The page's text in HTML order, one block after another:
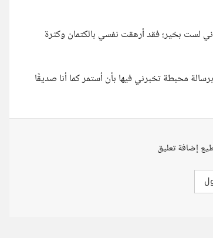
لست بخير؛ فقد أرهقت نفسي بالكتمان وكثرة
محبطة تخبرني فيها بأن أستمر كما أنا صديقًا
إضافة تعليق